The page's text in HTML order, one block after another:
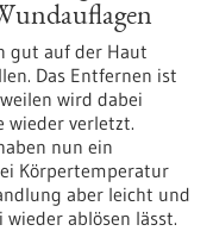
gut auf der Haut
Das Entfernen ist
wird dabei
wieder verletzt.
nun ein
Körpertemperatur
aber leicht und
ablösen lässt.